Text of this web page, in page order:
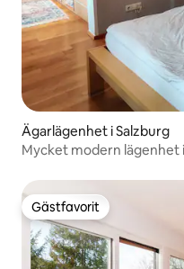
Ägarlägenhet i Salzburg
Mycket modern lägenhet
Gästfavorit
Gästfavorit